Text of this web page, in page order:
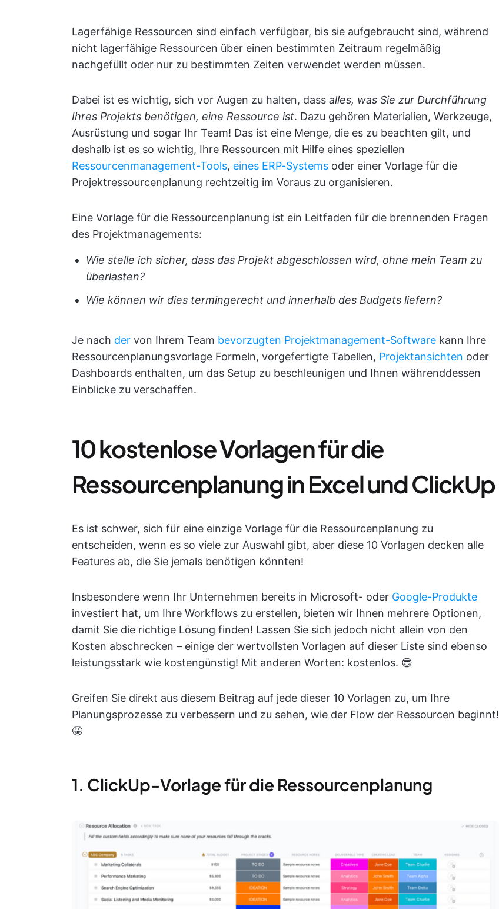
Lagerfähige Ressourcen sind einfach verfügbar, bis sie aufgebraucht sind, während
nicht lagerfähige Ressourcen über einen bestimmten Zeitraum regelmäßig
nachgefüllt oder nur zu bestimmten Zeiten verwendet werden müssen.
Dabei ist es wichtig, sich vor Augen zu halten, dass alles, was Sie zur Durchführung
Ihres Projekts benötigen, eine Ressource ist. Dazu gehören Materialien, Werkzeuge,
Ausrüstung und sogar Ihr Team! Das ist eine Menge, die es zu beachten gilt, und
deshalb ist es so wichtig, Ihre Ressourcen mit Hilfe eines speziellen
Ressourcenmanagement-Tools, eines ERP-Systems oder einer Vorlage für die
Projektressourcenplanung rechtzeitig im Voraus zu organisieren.
Eine Vorlage für die Ressourcenplanung ist ein Leitfaden für die brennenden Fragen
des Projektmanagements:
Wie stelle ich sicher, dass das Projekt abgeschlossen wird, ohne mein Team zu
überlasten?
Wie können wir dies termingerecht und innerhalb des Budgets liefern?
Je nach der von Ihrem Team bevorzugten Projektmanagement-Software kann Ihre
Ressourcenplanungsvorlage Formeln, vorgefertigte Tabellen, Projektansichten oder
Dashboards enthalten, um das Setup zu beschleunigen und Ihnen währenddessen
Einblicke zu verschaffen.
10 kostenlose Vorlagen für die
Ressourcenplanung in Excel und ClickUp
Es ist schwer, sich für eine einzige Vorlage für die Ressourcenplanung zu
entscheiden, wenn es so viele zur Auswahl gibt, aber diese 10 Vorlagen decken alle
Features ab, die Sie jemals benötigen könnten!
Insbesondere wenn Ihr Unternehmen bereits in Microsoft- oder Google-Produkte
investiert hat, um Ihre Workflows zu erstellen, bieten wir Ihnen mehrere Optionen,
damit Sie die richtige Lösung finden! Lassen Sie sich jedoch nicht allein von den
Kosten abschrecken – einige der wertvollsten Vorlagen auf dieser Liste sind ebenso
leistungsstark wie kostengünstig! Mit anderen Worten: kostenlos. 😎
Greifen Sie direkt aus diesem Beitrag auf jede dieser 10 Vorlagen zu, um Ihre
Planungsprozesse zu verbessern und zu sehen, wie der Flow der Ressourcen beginnt!
🤩
1. ClickUp-Vorlage für die Ressourcenplanung